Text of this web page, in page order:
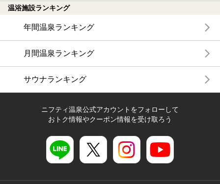
温浴施設ランキング
年間温泉ランキング
月間温泉ランキング
サウナランキング
ニフティ温泉公式アカウントをフォローして
おトク情報やクーポン情報を受け取ろう